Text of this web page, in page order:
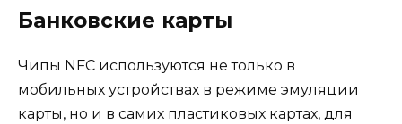
Банковские карты
Чипы NFC используются не только в
мобильных устройствах в режиме эмуляции
карты, но и в самих пластиковых картах, для